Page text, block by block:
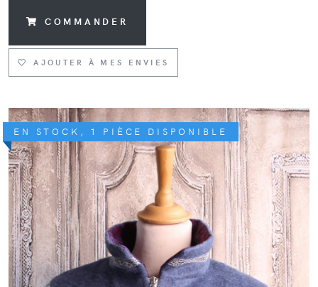
EN STOCK, 1 PIÈCE DISPONIBLE
COMMANDER
AJOUTER À MES ENVIES